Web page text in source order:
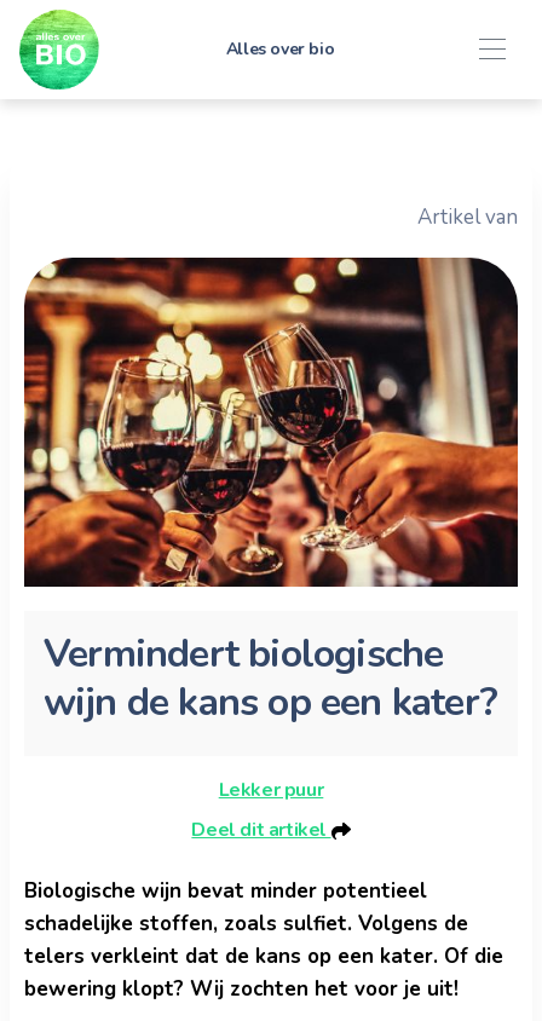
Alles over bio
Artikel van
Vermindert biologische
wijn de kans op een kater?
Lekker puur
Deel dit artikel
Biologische wijn bevat minder potentieel
schadelijke stoffen, zoals sulfiet. Volgens de
telers verkleint dat de kans op een kater. Of die
bewering klopt? Wij zochten het voor je uit!